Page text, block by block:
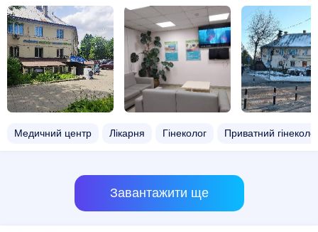
Медичний центр Лікарня Гінеколог Приватний
Завантажити ще